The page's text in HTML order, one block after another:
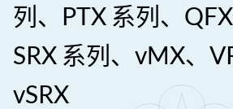
列、PTX 系列、QFX
SRX 系列、vMX、
vSRX